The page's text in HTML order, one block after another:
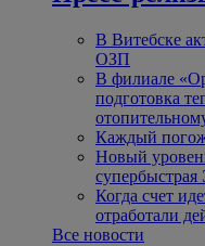
В Витебске
ОЗП
В филиале
подготовка
Каждый
Новый
Когда счет
отработали
Все новости